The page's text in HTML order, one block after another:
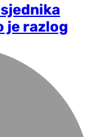
je razlog